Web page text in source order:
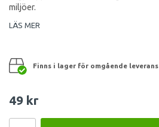
miljöer.
LÄS MER
Finns i lager för omgående leverans
49 kr